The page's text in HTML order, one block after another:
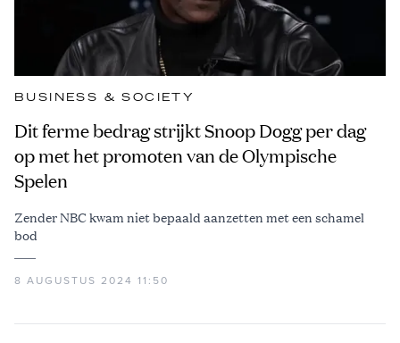
BUSINESS & SOCIETY
Dit ferme bedrag strijkt Snoop Dogg per dag
op met het promoten van de Olympische
Spelen
Zender NBC kwam niet bepaald aanzetten met een schamel
bod
8 AUGUSTUS 2024 11:50